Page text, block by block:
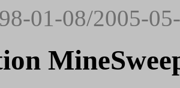
01-08/2005-